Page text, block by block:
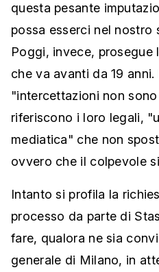
questa pesante
possa esserci nel nostro
Poggi, invece,
che va avanti da 19
"intercettazioni non
riferiscono i loro legali,
mediatica" che non
ovvero che il colpevole
Intanto si profila la
processo da parte di
fare, qualora ne sia
generale di Milano, in